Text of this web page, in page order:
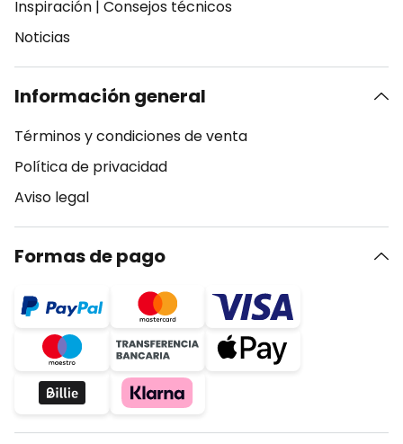
Inspiración | Consejos técnicos
Noticias
Información general
Términos y condiciones de venta
Política de privacidad
Aviso legal
Formas de pago